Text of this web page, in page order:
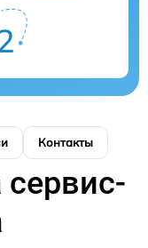
Контакты